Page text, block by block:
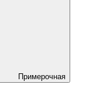
Примерочная